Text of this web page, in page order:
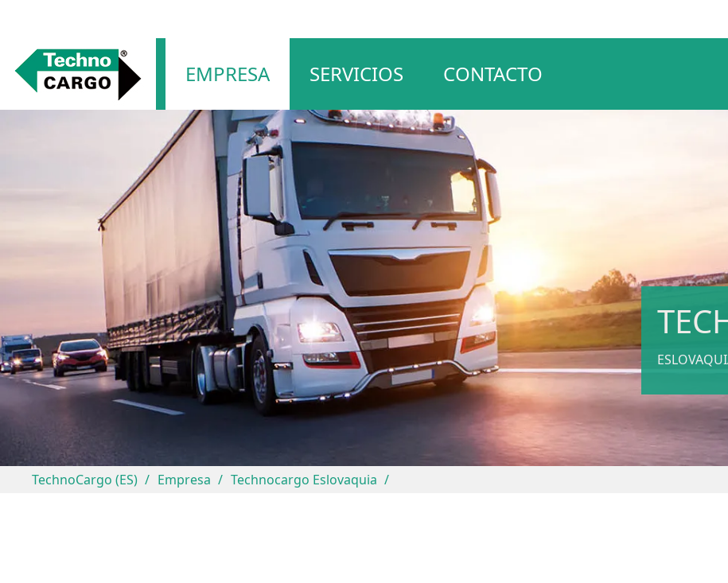
navegación
EMPRESA SERVICIOS CONTACTO
TechnoCargo (ES) Empresa Technocargo Eslovaquia
Logística de transporte
Logística de almacenamiento
Servicio de información